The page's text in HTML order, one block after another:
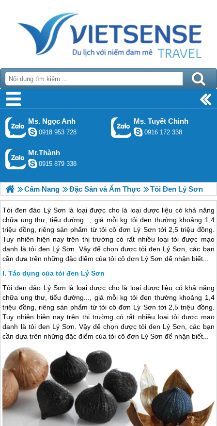
Ms. Ngọc Anh
0918 953 728
Ms. Tuyết Chinh
0916 172 338
Mr.Thành
0915 879 338
Cẩm Nang Đặc Sản và Ẩm Thực Tỏi Đen Lý Sơn
Tỏi đen đảo Lý Sơn là loại được cho là loại dược liệu có khả năng
chữa ung thư, tiểu đường..., giá mỗi kg tỏi đen thường khoảng 1,4
triệu đồng, riêng sản phẩm từ tỏi cô đơn Lý Sơn tới 2,5 triệu đồng.
Tuy nhiên hiện nay trên thị trường có rất nhiều loại tỏi được mạo
danh là tỏi đen Lý Sơn. Vậy để chọn được tỏi đen Lý Sơn, các bạn
cần dựa trên những đặc điểm của tỏi cô đơn Lý Sơn để nhận biết...
Tác dụng của tỏi đen Lý Sơn
Tỏi đenđảo Lý Sơn là loại được cho là loại dược liệu có khả năng
chữa ung thư, tiểu đường..., giá mỗi kg tỏi đen thường khoảng 1,4
triệu đồng, riêng sản phẩm từ tỏi cô đơn Lý Sơn tới 2,5 triệu đồng.
Tuy nhiên hiện nay trên thị trường có rất nhiều loại tỏi được mạo
danh là tỏi đen Lý Sơn. Vậy để chọn được tỏi đen Lý Sơn, các bạn
cần dựa trên những đặc điểm của tỏi cô đơn Lý Sơn để nhận biết...